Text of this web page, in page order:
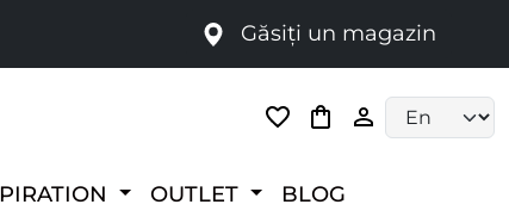
Găsiți un magazin
OUTLET BLOG